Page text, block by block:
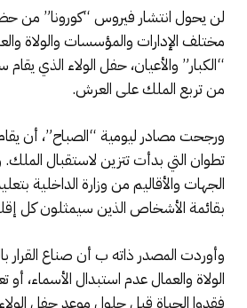
لن يحول انتشار فيروس “كورونا” من
مختلف الإدارات والمؤسسات والولاة
من تربع الملك على العرش.
ورجحت مصادر ليومية “الصباح”، أن
تطوان التي بدأت تتزين لاستقبال
الجهات والأقاليم من وزارة الداخلية
بقائمة الأشخاص الذين سيمثلون كل
وأوردت المصدر ذاته ب أن صناع القرار
الولاة والعمال عدم استبدال الأسماء،
فقدوا الحياة قبل حلول موعد حفل